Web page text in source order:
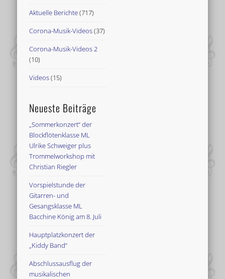
Aktuelle Berichte(717)
Corona-Musik-Videos(37)
Corona-Musik-Videos 2
(10)
Videos(15)
Neueste Beiträge
„Sommerkonzert“ der
Blockflötenklasse ML
Ulrike Schweiger plus
Trommelworkshop mit
Christian Riegler
Vorspielstunde der
Gitarren- und
Gesangsklasse ML
Bacchine König am 8. Juli
Hauptplatzkonzert der
„Kiddy Band“
Abschlussausflug der
musikalischen